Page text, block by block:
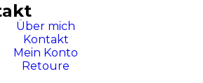
Über mich
Kontakt
Mein Konto
Retoure